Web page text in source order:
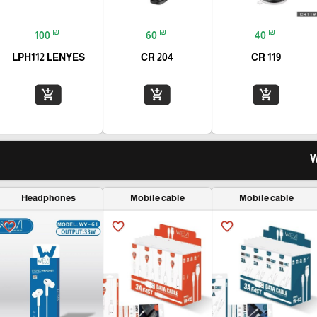
40 ₪
CR 119
add_shopping_cart
60 ₪
CR 204
add_shopping_cart
100 ₪
LPH112 LENYES
add_shopping_cart
Mobile cable
favorite_border
Mobile cable
favorite_border
Headphones
favorite_border